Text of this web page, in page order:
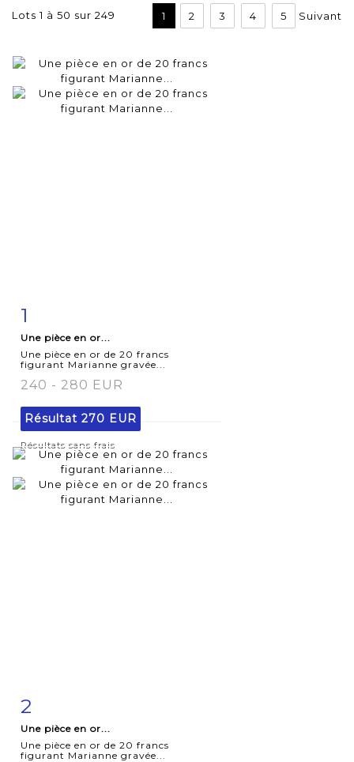
Lots 1 à 50 sur 249 1 2 3 4 5 Suivant
détaillée
1
Une pièce en or...
Une pièce en or de 20 francs
figurant Marianne gravée...
240 - 280 EUR
Résultat 270 EUR
Résultats sans frais
détaillée
2
Une pièce en or...
Une pièce en or de 20 francs
figurant Marianne gravée...